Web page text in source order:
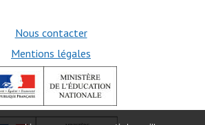
Nous contacter
Mentions légales